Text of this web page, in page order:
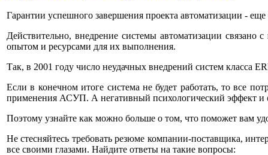
Гарантии успешного завершения проекта автоматизации -
Действительно, внедрение системы автоматизации
опытом и ресурсами для их выполнения.
Так, в 2001 году число неудачных внедрений систем класса
Если в конечном итоге система не будет работать, то все
применения АСУП. А негативный психологический эффект и
Поэтому узнайте как можно больше о том, что поможет вам
Не стесняйтесь требовать резюме компании-поставщика,
все своими глазами. Найдите ответы на такие вопросы: